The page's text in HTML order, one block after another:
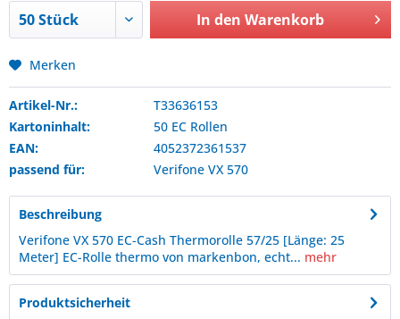
In den Warenkorb
Merken
Artikel-Nr.:
T33636153
Kartoninhalt:
50 EC Rollen
EAN:
4052372361537
passend für:
Verifone VX 570
Beschreibung
Verifone VX 570 EC-Cash Thermorolle 57/25 [Länge: 25
Meter] EC-Rolle thermo von markenbon, echt... mehr
Produktsicherheit